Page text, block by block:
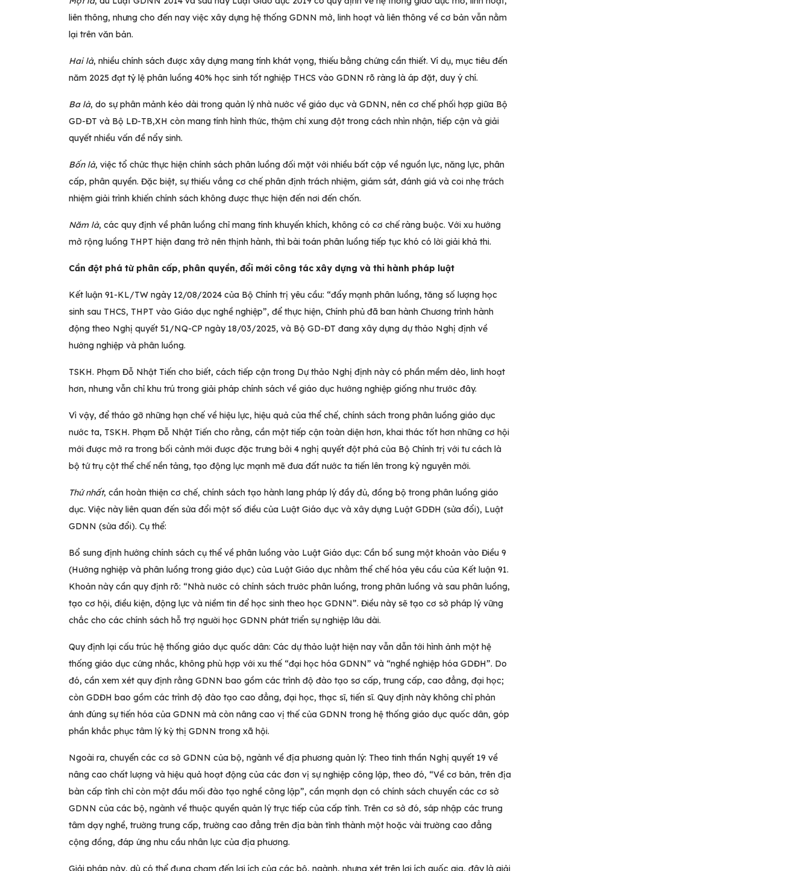
liên thông, nhưng cho đến nay việc xây dựng hệ thống GDNN mở, linh hoạt và liên thông về cơ bản vẫn nằm
lại trên văn bản.
Hai là, nhiều chính sách được xây dựng mang tính khát vọng, thiếu bằng chứng cần thiết. Ví dụ, mục tiêu đến
năm 2025 đạt tỷ lệ phân luồng 40% học sinh tốt nghiệp THCS vào GDNN rõ ràng là áp đặt, duy ý chí.
Ba là, do sự phân mảnh kéo dài trong quản lý nhà nước về giáo dục và GDNN, nên cơ chế phối hợp giữa Bộ
GD-ĐT và Bộ LĐ-TB,XH còn mang tính hình thức, thậm chí xung đột trong cách nhìn nhận, tiếp cận và giải
quyết nhiều vấn đề nẩy sinh.
Bốn là, việc tổ chức thực hiện chính sách phân luồng đối mặt với nhiều bất cập về nguồn lực, năng lực, phân
cấp, phân quyền. Đặc biệt, sự thiếu vắng cơ chế phân định trách nhiệm, giám sát, đánh giá và coi nhẹ trách
nhiệm giải trình khiến chính sách không được thực hiện đến nơi đến chốn.
Năm là, các quy định về phân luồng chỉ mang tính khuyến khích, không có cơ chế ràng buộc. Với xu hướng
mở rộng luồng THPT hiện đang trở nên thịnh hành, thì bài toán phân luồng tiếp tục khó có lời giải khả thi.
Cần đột phá từ phân cấp, phân quyền, đổi mới công tác xây dựng và thi hành pháp luật
Kết luận 91-KL/TW ngày 12/08/2024 của Bộ Chính trị yêu cầu: “đẩy mạnh phân luồng, tăng số lượng học
sinh sau THCS, THPT vào Giáo dục nghề nghiệp”, để thực hiện, Chính phủ đã ban hành Chương trình hành
động theo Nghị quyết 51/NQ-CP ngày 18/03/2025, và Bộ GD-ĐT đang xây dựng dự thảo Nghị định về
hướng nghiệp và phân luồng.
TSKH. Phạm Đỗ Nhật Tiến cho biết, cách tiếp cận trong Dự thảo Nghị định này có phần mềm dẻo, linh hoạt
hơn, nhưng vẫn chỉ khu trú trong giải pháp chính sách về giáo dục hướng nghiệp giống như trước đây.
Vì vậy, để tháo gỡ những hạn chế về hiệu lực, hiệu quả của thể chế, chính sách trong phân luồng giáo dục
nước ta, TSKH. Phạm Đỗ Nhật Tiến cho rằng, cần một tiếp cận toàn diện hơn, khai thác tốt hơn những cơ hội
mới được mở ra trong bối cảnh mới được đặc trưng bởi 4 nghị quyết đột phá của Bộ Chính trị với tư cách là
bộ tứ trụ cột thể chế nền tảng, tạo động lực mạnh mẽ đưa đất nước ta tiến lên trong kỷ nguyên mới.
Thứ nhất, cần hoàn thiện cơ chế, chính sách tạo hành lang pháp lý đầy đủ, đồng bộ trong phân luồng giáo
dục. Việc này liên quan đến sửa đổi một số điều của Luật Giáo dục và xây dựng Luật GDĐH (sửa đổi), Luật
GDNN (sửa đổi). Cụ thể:
Bổ sung định hướng chính sách cụ thể về phân luồng vào Luật Giáo dục: Cần bổ sung một khoản vào Điều 9
(Hướng nghiệp và phân luồng trong giáo dục) của Luật Giáo dục nhằm thể chế hóa yêu cầu của Kết luận 91.
Khoản này cần quy định rõ: “Nhà nước có chính sách trước phân luồng, trong phân luồng và sau phân luồng,
tạo cơ hội, điều kiện, động lực và niềm tin để học sinh theo học GDNN”. Điều này sẽ tạo cơ sở pháp lý vững
chắc cho các chính sách hỗ trợ người học GDNN phát triển sự nghiệp lâu dài.
Quy định lại cấu trúc hệ thống giáo dục quốc dân: Các dự thảo luật hiện nay vẫn dẫn tới hình ảnh một hệ
thống giáo dục cứng nhắc, không phù hợp với xu thế “đại học hóa GDNN” và “nghề nghiệp hóa GDĐH”. Do
đó, cần xem xét quy định rằng GDNN bao gồm các trình độ đào tạo sơ cấp, trung cấp, cao đẳng, đại học;
còn GDĐH bao gồm các trình độ đào tạo cao đẳng, đại học, thạc sĩ, tiến sĩ. Quy định này không chỉ phản
ánh đúng sự tiến hóa của GDNN mà còn nâng cao vị thế của GDNN trong hệ thống giáo dục quốc dân, góp
phần khắc phục tâm lý kỳ thị GDNN trong xã hội.
Ngoài ra, chuyển các cơ sở GDNN của bộ, ngành về địa phương quản lý: Theo tinh thần Nghị quyết 19 về
nâng cao chất lượng và hiệu quả hoạt động của các đơn vị sự nghiệp công lập, theo đó, “Về cơ bản, trên địa
bàn cấp tỉnh chỉ còn một đầu mối đào tạo nghề công lập”, cần mạnh dạn có chính sách chuyển các cơ sở
GDNN của các bộ, ngành về thuộc quyền quản lý trực tiếp của cấp tỉnh. Trên cơ sở đó, sáp nhập các trung
tâm dạy nghề, trường trung cấp, trường cao đẳng trên địa bàn tỉnh thành một hoặc vài trường cao đẳng
cộng đồng, đáp ứng nhu cầu nhân lực của địa phương.
Giải pháp này, dù có thể đụng chạm đến lợi ích của các bộ, ngành, nhưng xét trên lợi ích quốc gia, đây là giải